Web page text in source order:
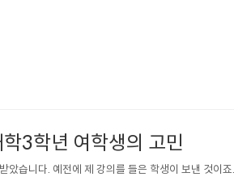
3학년 여학생의 고민
았습니다. 예전에 제 강의를 들은 학생이 보낸 것이